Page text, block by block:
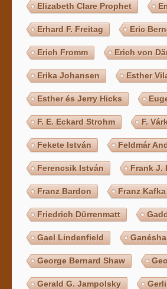
Elizabeth Clare Prophet
Erhard F. Freitag Eric
Erich Fromm Erich von
Erika Johansen Esther
Esther és Jerry Hicks
F. E. Eckard Strohm F.
Fekete István Feldmár
Ferencsik István Frank J.
Franz Bardon Franz Kafka
Friedrich Dürrenmatt
Gael Lindenfield Ganésha
George Bernard Shaw
Gerald G. Jampolsky